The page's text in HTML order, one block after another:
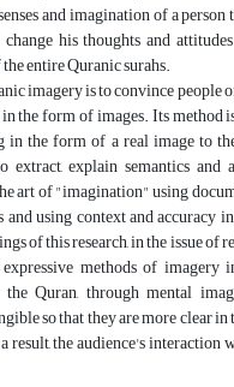
and imagination of a
his thoughts and
entire Quranic surahs.
imagery is to convince people
in the form of images. Its method
in the form of a real image to
explain semantics and
art of "imagination" using
using context and accuracy
of this research, in the issue of
methods of
Quran, through mental
so that they are more clear
result, the audience's interaction